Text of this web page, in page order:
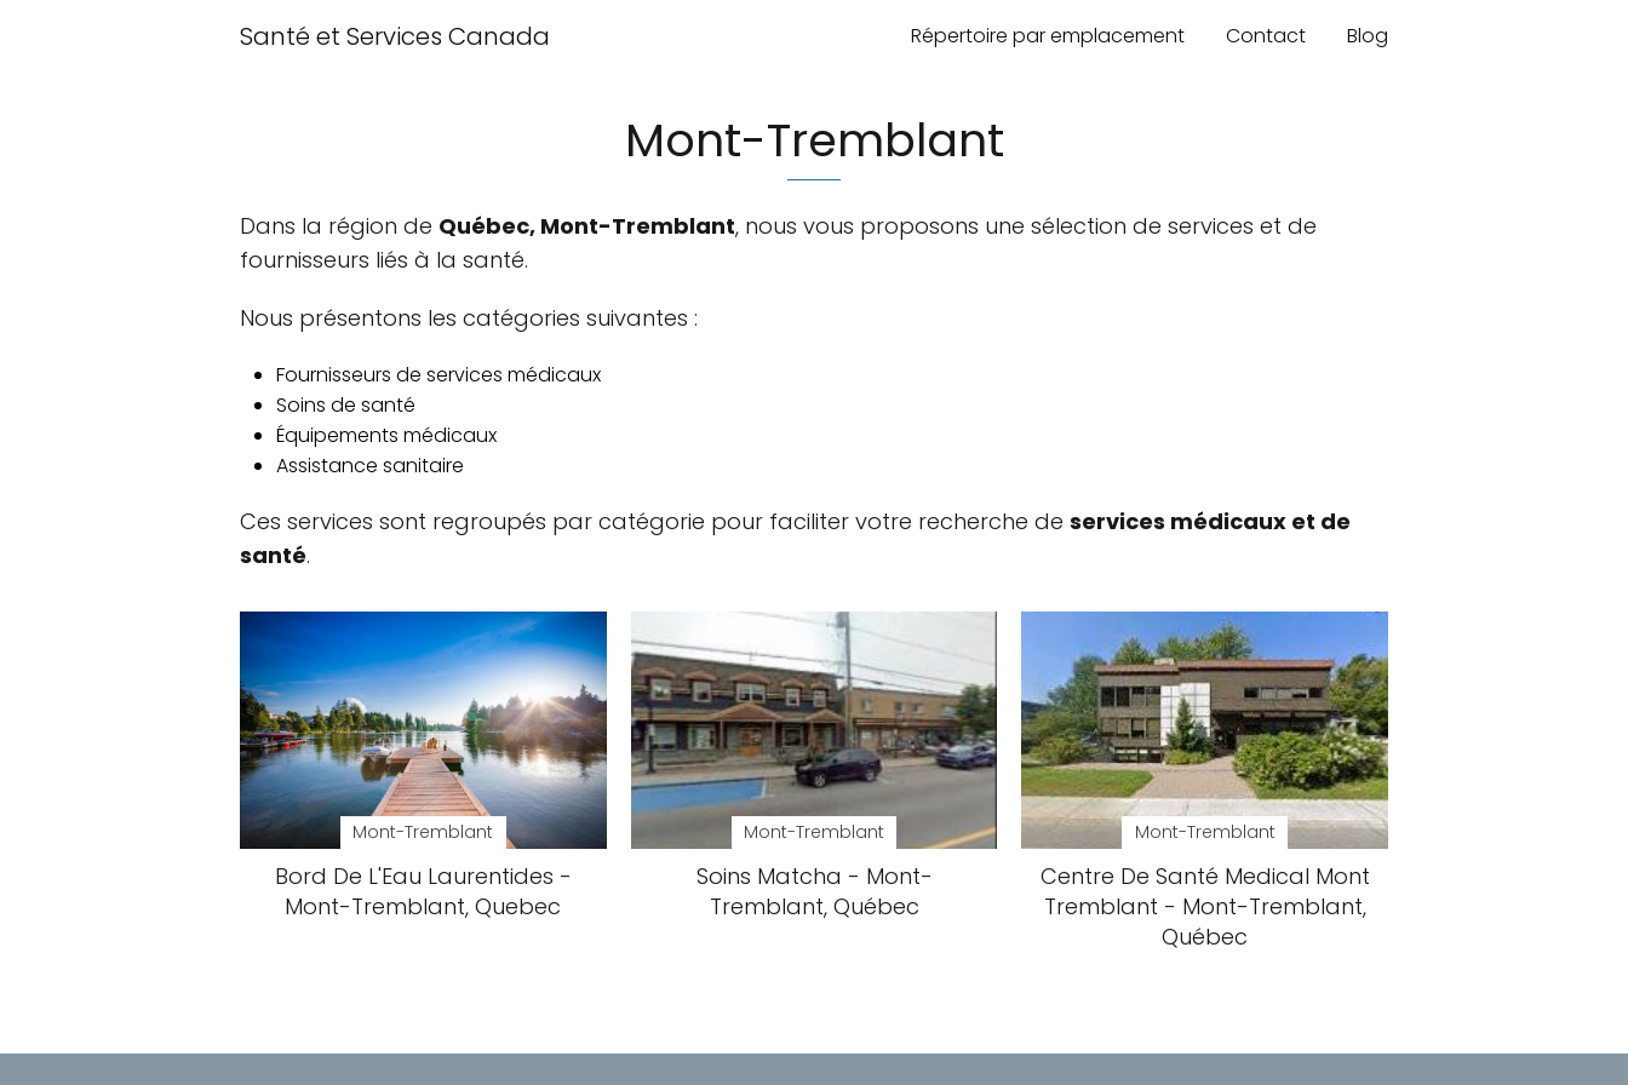
Santé et Services Canada Répertoire par emplacement Contact Blog
Mont-Tremblant
Dans la région de Québec, Mont-Tremblant, nous vous proposons une sélection de services et de
fournisseurs liés à la santé.
Nous présentons les catégories suivantes :
Fournisseurs de services médicaux
Soins de santé
Équipements médicaux
Assistance sanitaire
Ces services sont regroupés par catégorie pour faciliter votre recherche de services médicaux et de
santé.
Mont-Tremblant
Bord De L'Eau Laurentides -
Mont-Tremblant, Quebec
Mont-Tremblant
Soins Matcha - Mont-
Tremblant, Québec
Mont-Tremblant
Centre De Santé Medical Mont
Tremblant - Mont-Tremblant,
Québec